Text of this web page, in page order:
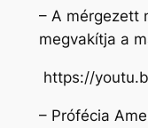
– A mérgezett
megvakítja a
https://
– Prófécia